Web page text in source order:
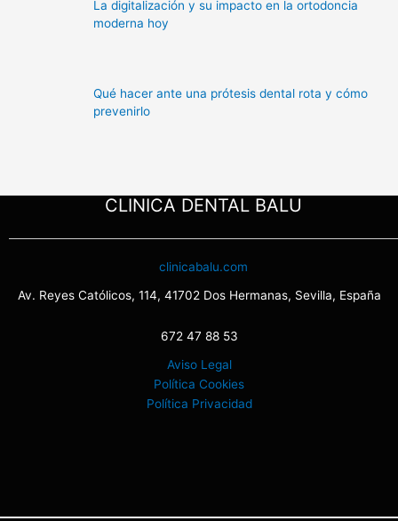
La digitalización y su impacto en la ortodoncia
moderna hoy
Qué hacer ante una prótesis dental rota y cómo
prevenirlo
CLINICA DENTAL BALU
clinicabalu.com
Av. Reyes Católicos, 114, 41702 Dos Hermanas, Sevilla, España
672 47 88 53
Aviso Legal
Política Cookies
Política Privacidad